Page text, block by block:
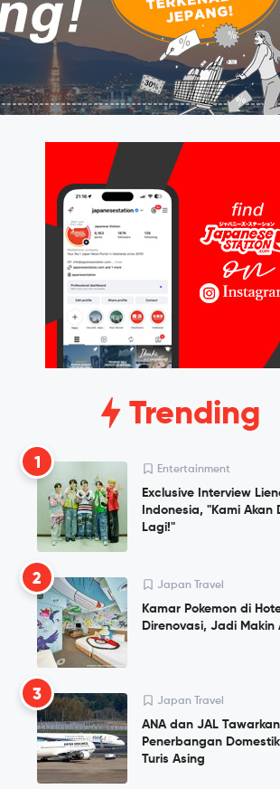
Trending
1 Entertainment
Exclusive Interview
Indonesia, "Kami Akan
Lagi!"
2 Japan Travel
Kamar Pokemon di
Direnovasi, Jadi Makin
3 Japan Travel
ANA dan JAL
Penerbangan
Turis Asing